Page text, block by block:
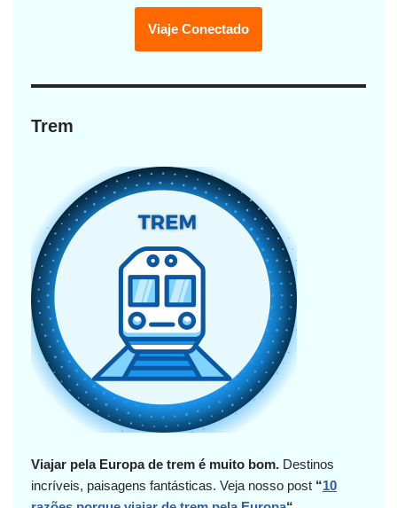
Viaje Conectado
Trem
Viajar pela Europa de trem é muito bom. Destinos
incríveis, paisagens fantásticas. Veja nosso post “10